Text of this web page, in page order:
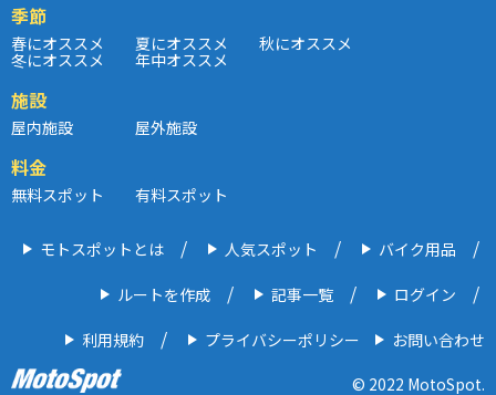
季節
春にオススメ 夏にオススメ 秋にオススメ
冬にオススメ 年中オススメ
施設
屋内施設 屋外施設
料金
無料スポット 有料スポット
モトスポットとは 人気スポット バイク用品
ルートを作成 記事一覧 ログイン
利用規約 プライバシーポリシー
お問い合わせ
© 2022 MotoSpot.